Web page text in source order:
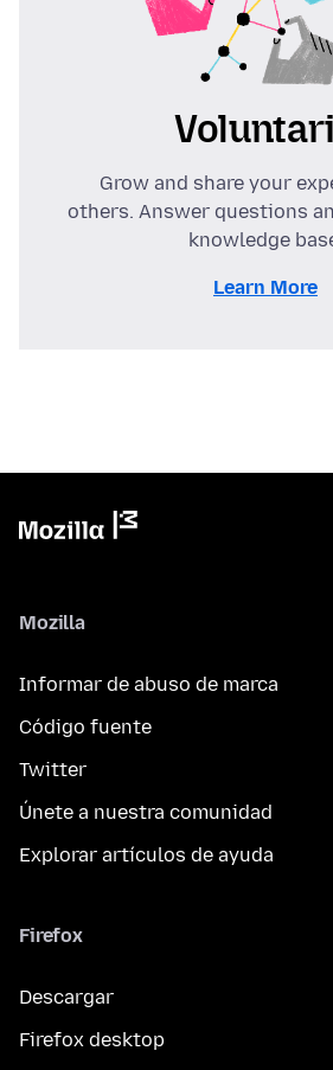
Grow and share your
others. Answer questions
knowledge
Learn More
Mozilla
Informar de abuso de marca
Código fuente
Twitter
Únete a nuestra comunidad
Explorar artículos de ayuda
Firefox
Descargar
Firefox desktop